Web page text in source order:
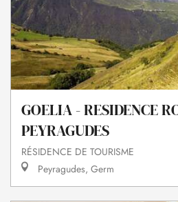
GOELIA - RESIDENCE
PEYRAGUDES
RÉSIDENCE DE TOURISME
Peyragudes, Germ